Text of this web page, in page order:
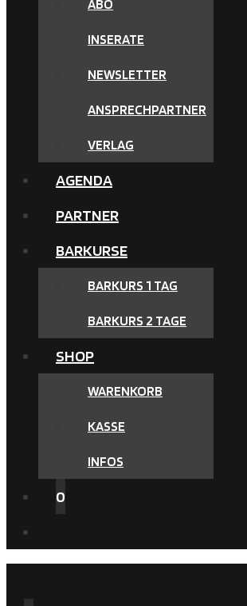
ABO
INSERATE
NEWSLETTER
ANSPRECHPARTNER
VERLAG
AGENDA
PARTNER
BARKURSE
BARKURS 1 TAG
BARKURS 2 TAGE
SHOP
WARENKORB
KASSE
INFOS
0